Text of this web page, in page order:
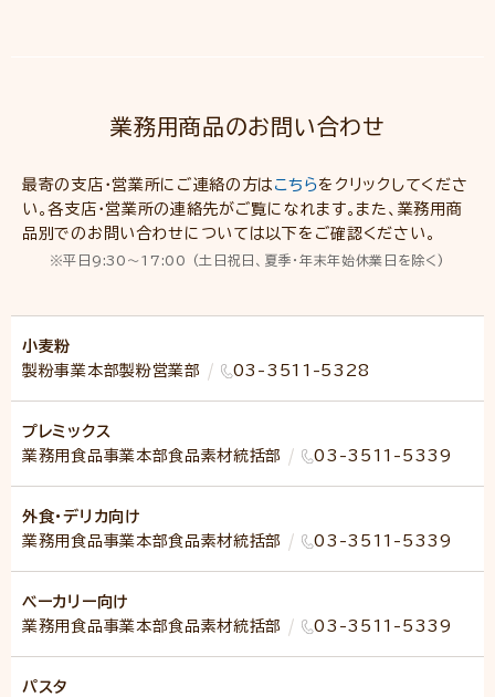
業務用商品のお問い合わせ
最寄の支店・営業所にご連絡の方は こちらをクリックしてくださ
い。各支店・営業所の連絡先がご覧になれます。 また、業務用商
品別でのお問い合わせについては以下をご確認ください。
平日9:30～17:00 (土日祝日、夏季・年末年始休業日を除く)
小麦粉
製粉事業本部製粉営業部
03-3511-5328
プレミックス
業務用食品事業本部食品素材統括部
03-3511-5339
外食・デリカ向け
業務用食品事業本部食品素材統括部
03-3511-5339
ベーカリー向け
業務用食品事業本部食品素材統括部
03-3511-5339
パスタ